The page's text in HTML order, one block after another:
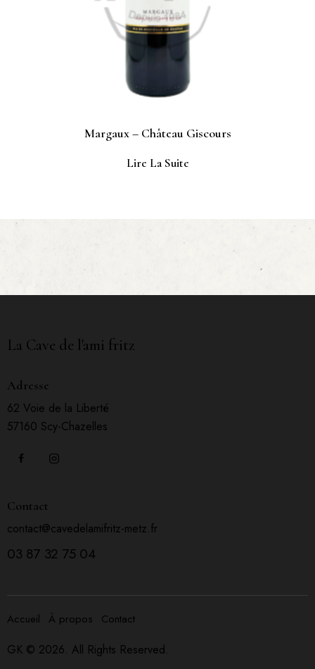
Margaux – Château Giscours
Lire La Suite
La Cave de l'ami fritz
Adresse
62 Voie de la Liberté
57160 Scy-Chazelles
Contact
contact@cavedelamifritz-metz.fr
03 87 32 75 04
Accueil À propos Contact
GK © 2026. All Rights Reserved.